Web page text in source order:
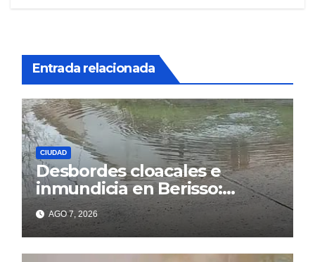
Entrada relacionada
CIUDAD
Desbordes cloacales e
inmundicia en Berisso:
colapso de la red en la calle
14AGO 7, 2026